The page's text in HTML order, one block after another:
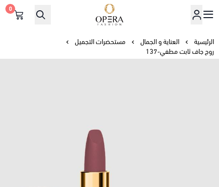
أوبرا فاشن
0
الرئيسية العناية و الجمال
مستحضرات التجميل
روج جاف ثابت مطفي-137